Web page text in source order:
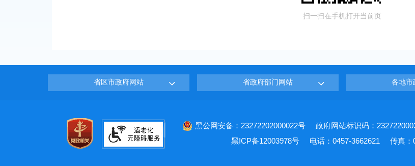
扫一扫在手机打开当前页
省区市政府网站 省政府部门网站 各地市
黑公网安备：23272202000022号 政府网站标识码：
黑ICP备12003978号
电话：0457-3662621 传真：